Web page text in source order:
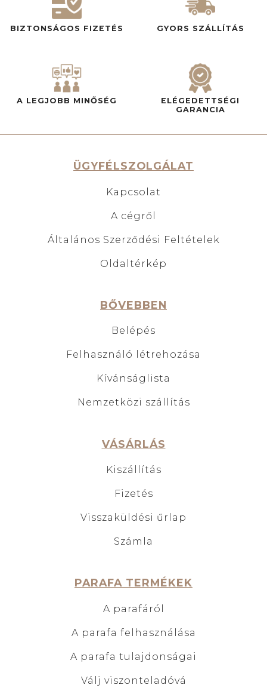
BIZTONSÁGOS FIZETÉS GYORS SZÁLLÍTÁS
A LEGJOBB MINŐSÉG
ELÉGEDETTSÉGI
GARANCIA
ÜGYFÉLSZOLGÁLAT
Kapcsolat
A cégről
Általános Szerződési Feltételek
Oldaltérkép
BŐVEBBEN
Belépés
Felhasználó létrehozása
Kívánságlista
Nemzetközi szállítás
VÁSÁRLÁS
Kiszállítás
Fizetés
Visszaküldési űrlap
Számla
PARAFA TERMÉKEK
A parafáról
A parafa felhasználása
A parafa tulajdonságai
Válj viszonteladóvá